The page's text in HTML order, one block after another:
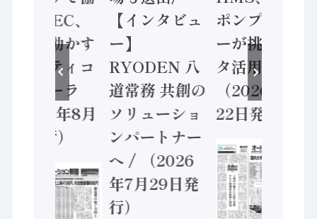
業 / IDEC、
安全に動かす
セーフティコ
ントローラ
（2026年8月
5日発行）
【インタビュ
ー】
RYODEN 八
道常務 共創の
ソリューショ
ンパートナー
へ / （2026
年7月29日発
行）
ポンプメーカ
ーが挑むデー
タ活用 など
（2026年7月
22日発行）